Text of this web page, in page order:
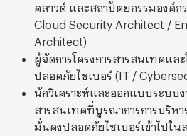
คลาวด์ และสถาปัตยกรรมองค์
Cloud Security Architect /
Architect)
ผู้จัดการโครงการสารสนเทศแล
ปลอดภัยไซเบอร์ (IT /
นักวิเคราะห์และออกแบบระบบ
สารสนเทศที่บูรณาการการบริหา
มั่นคงปลอดภัยไซเบอร์เข้าไปใน